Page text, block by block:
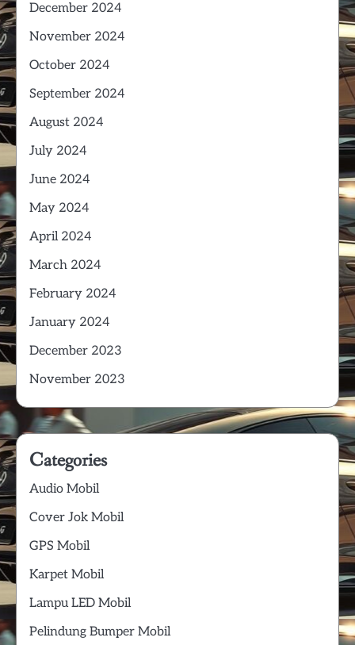
December 2024
November 2024
October 2024
September 2024
August 2024
July 2024
June 2024
May 2024
April 2024
March 2024
February 2024
January 2024
December 2023
November 2023
Categories
Audio Mobil
Cover Jok Mobil
GPS Mobil
Karpet Mobil
Lampu LED Mobil
Pelindung Bumper Mobil